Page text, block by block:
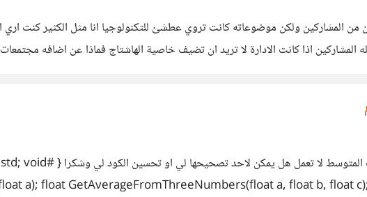
من المشاركين ولكن موضوعاته كانت تروي عطشئ للتكنولوجيا انا مثل الكثير كنت
اذا كانت الادارة لا تريد ان تضيف خاصية الهاشتاج فماذا عن اضافه
a); float GetAverageFromThreeNumbers(float a, float b, float